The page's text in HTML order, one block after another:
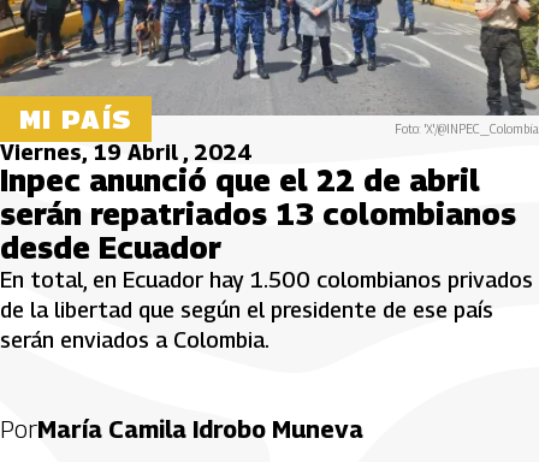
MI PAÍS Foto: 'X'/@INPEC_Colombia
Viernes, 19 Abril , 2024
Inpec anunció que el 22 de abril
serán repatriados 13 colombianos
desde Ecuador
En total, en Ecuador hay 1.500 colombianos privados
de la libertad que según el presidente de ese país
serán enviados a Colombia.
PorMaría Camila Idrobo Muneva